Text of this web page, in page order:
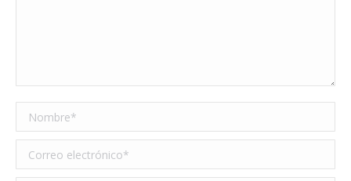
Nombre *
Correo electrónico *